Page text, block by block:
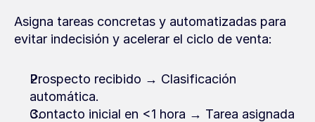
Asigna tareas concretas y automatizadas para
evitar indecisión y acelerar el ciclo de venta:
Prospecto recibido → Clasificación
automática.
Contacto inicial en <1 hora → Tarea asignada